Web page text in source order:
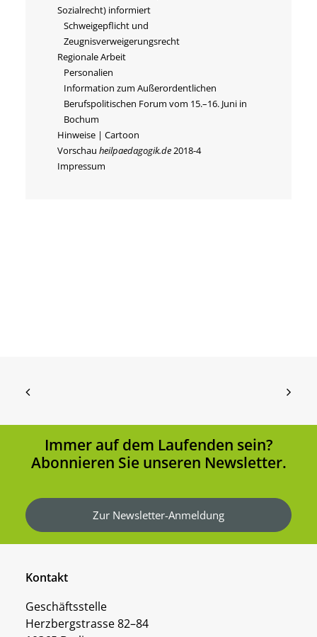
Sozialrecht) informiert
Schweigepflicht und
Zeugnisverweigerungsrecht
Regionale Arbeit
Personalien
Information zum Außerordentlichen
Berufspolitischen Forum vom 15.–16. Juni in
Bochum
Hinweise | Cartoon
Vorschau heilpaedagogik.de2018-4
Impressum
Immer auf dem Laufenden sein?
Abonnieren Sie unseren Newsletter.
Zur Newsletter-Anmeldung
Kontakt
Geschäftsstelle
Herzbergstrasse 82–84